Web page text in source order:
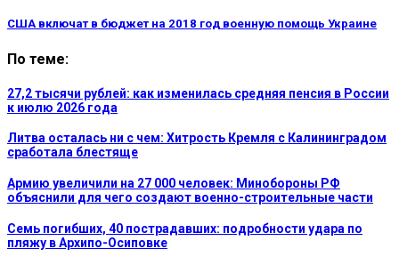
США включат в бюджет на 2018 год военную помощь Украине
По теме:
27,2 тысячи рублей: как изменилась средняя пенсия в России
к июлю 2026 года
Литва осталась ни с чем: Хитрость Кремля с Калининградом
сработала блестяще
Армию увеличили на 27 000 человек: Минобороны РФ
объяснили для чего создают военно-строительные части
Семь погибших, 40 пострадавших: подробности удара по
пляжу в Архипо-Осиповке